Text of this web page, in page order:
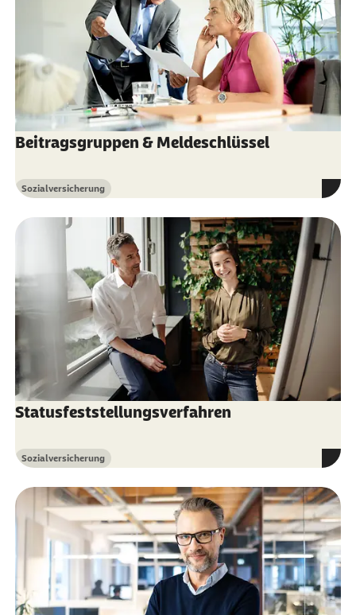
Beitragsgruppen & Meldeschlüssel
Kategorie
Sozialversicherung
Statusfeststellungsverfahren
Kategorie
Sozialversicherung